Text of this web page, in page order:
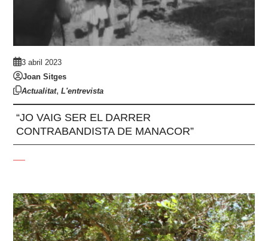
3 abril 2023
Joan Sitges
Actualitat,L'entrevista
“JO VAIG SER EL DARRER
CONTRABANDISTA DE MANACOR”